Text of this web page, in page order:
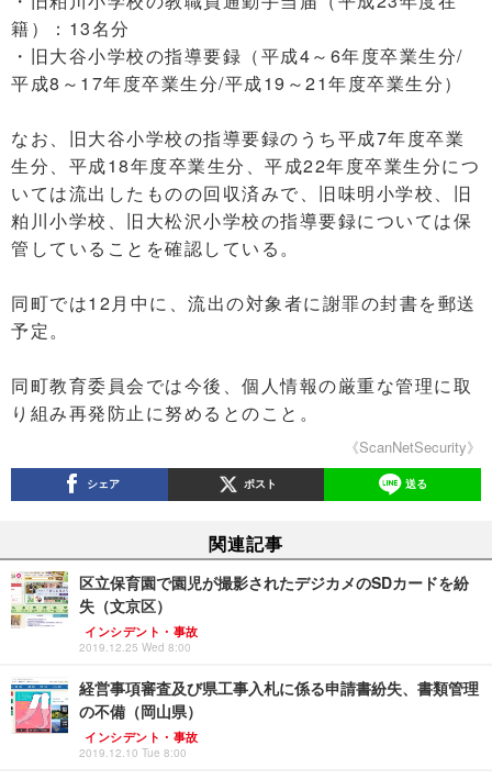
籍）：13名分
・旧大谷小学校の指導要録（平成4～6年度卒業生分/
平成8～17年度卒業生分/平成19～21年度卒業生分）
なお、旧大谷小学校の指導要録のうち平成7年度卒業
生分、平成18年度卒業生分、平成22年度卒業生分につ
いては流出したものの回収済みで、旧味明小学校、旧
粕川小学校、旧大松沢小学校の指導要録については保
管していることを確認している。
同町では12月中に、流出の対象者に謝罪の封書を郵送
予定。
同町教育委員会では今後、個人情報の厳重な管理に取
り組み再発防止に努めるとのこと。
《ScanNetSecurity》
シェア ポスト 送る
関連記事
区立保育園で園児が撮影されたデジカメのSDカードを紛
失（文京区）
インシデント・事故
2019.12.25 Wed 8:00
経営事項審査及び県工事入札に係る申請書紛失、書類管理
の不備（岡山県）
インシデント・事故
2019.12.10 Tue 8:00